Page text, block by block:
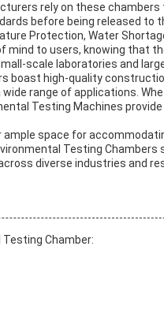
rely on these
before being released to
Protection, Water
to users, knowing that
scale laboratories and
boast high-quality
range of applications.
Testing Machines
space for
Testing Chambers
diverse industries and
Chamber: